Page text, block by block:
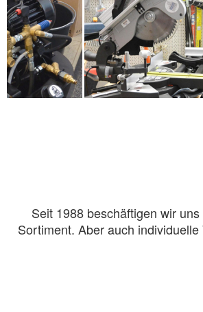
Seit 1988 beschäftigen wir
Sortiment. Aber auch